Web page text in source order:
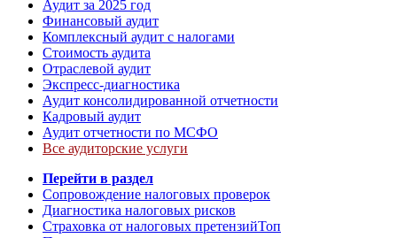
Аудит за 2025 год
Финансовый аудит
Комплексный аудит с налогами
Стоимость аудита
Отраслевой аудит
Экспресс-диагностика
Аудит консолидированной отчетности
Кадровый аудит
Аудит отчетности по МСФО
Все аудиторские услуги
Перейти в раздел
Сопровождение налоговых проверок
Диагностика налоговых рисков
Страховка от налоговых претензийТоп